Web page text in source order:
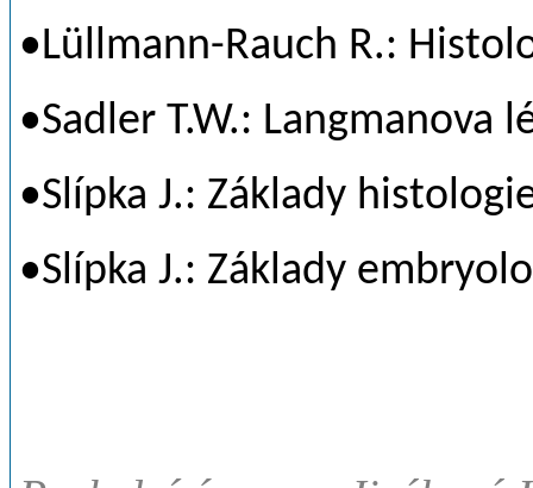
•Lüllmann-Rauch R.:
•Sadler T.W.: Langmanova
•Slípka J.: Základy
•Slípka J.: Základy